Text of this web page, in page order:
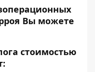
Вы можете
стоимостью